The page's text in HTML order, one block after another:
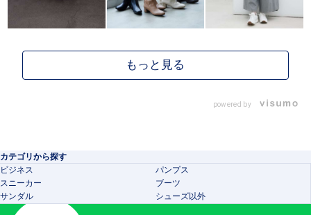
powered by
カテゴリから探す
ビジネス
パンプス
スニーカー
ブーツ
サンダル
シューズ以外